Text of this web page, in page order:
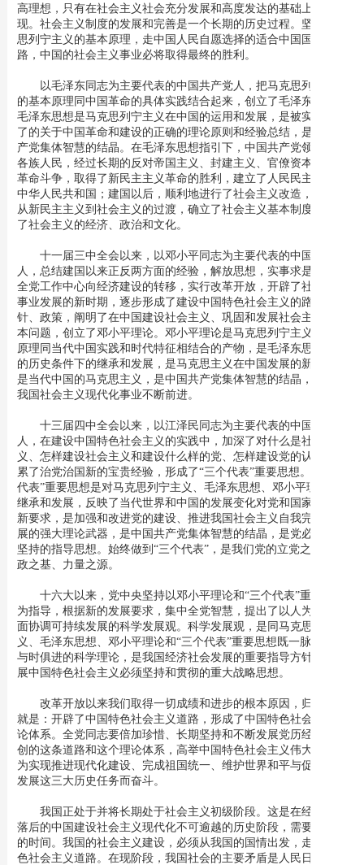
高理想，只有在社会主义社会充分发展和高度发达的基础上才能实
现。社会主义制度的发展和完善是一个长期的历史过程。坚持马克
思列宁主义的基本原理，走中国人民自愿选择的适合中国国情的道
路，中国的社会主义事业必将取得最终的胜利。
以毛泽东同志为主要代表的中国共产党人，把马克思列宁主义
的基本原理同中国革命的具体实践结合起来，创立了毛泽东思想。
毛泽东思想是马克思列宁主义在中国的运用和发展，是被实践证明
了的关于中国革命和建设的正确的理论原则和经验总结，是中国共
产党集体智慧的结晶。在毛泽东思想指引下，中国共产党领导全国
各族人民，经过长期的反对帝国主义、封建主义、官僚资本主义的
革命斗争，取得了新民主主义革命的胜利，建立了人民民主专政的
中华人民共和国；建国以后，顺利地进行了社会主义改造，完成了
从新民主主义到社会主义的过渡，确立了社会主义基本制度，发展
了社会主义的经济、政治和文化。
十一届三中全会以来，以邓小平同志为主要代表的中国共产党
人，总结建国以来正反两方面的经验，解放思想，实事求是，实现
全党工作中心向经济建设的转移，实行改革开放，开辟了社会主义
事业发展的新时期，逐步形成了建设中国特色社会主义的路线、方
针、政策，阐明了在中国建设社会主义、巩固和发展社会主义的基
本问题，创立了邓小平理论。邓小平理论是马克思列宁主义的基本
原理同当代中国实践和时代特征相结合的产物，是毛泽东思想在新
的历史条件下的继承和发展，是马克思主义在中国发展的新阶段，
是当代中国的马克思主义，是中国共产党集体智慧的结晶，引导着
我国社会主义现代化事业不断前进。
十三届四中全会以来，以江泽民同志为主要代表的中国共产党
人，在建设中国特色社会主义的实践中，加深了对什么是社会主
义、怎样建设社会主义和建设什么样的党、怎样建设党的认识，积
累了治党治国新的宝贵经验，形成了“三个代表”重要思想。“三个
代表”重要思想是对马克思列宁主义、毛泽东思想、邓小平理论的
继承和发展，反映了当代世界和中国的发展变化对党和国家工作的
新要求，是加强和改进党的建设、推进我国社会主义自我完善和发
展的强大理论武器，是中国共产党集体智慧的结晶，是党必须长期
坚持的指导思想。始终做到“三个代表”，是我们党的立党之本、执
政之基、力量之源。
十六大以来，党中央坚持以邓小平理论和“三个代表”重要思想
为指导，根据新的发展要求，集中全党智慧，提出了以人为本、全
面协调可持续发展的科学发展观。科学发展观，是同马克思列宁主
义、毛泽东思想、邓小平理论和“三个代表”重要思想既一脉相承又
与时俱进的科学理论，是我国经济社会发展的重要指导方针，是发
展中国特色社会主义必须坚持和贯彻的重大战略思想。
改革开放以来我们取得一切成绩和进步的根本原因，归结起来
就是：开辟了中国特色社会主义道路，形成了中国特色社会主义理
论体系。全党同志要倍加珍惜、长期坚持和不断发展党历经艰辛开
创的这条道路和这个理论体系，高举中国特色社会主义伟大旗帜，
为实现推进现代化建设、完成祖国统一、维护世界和平与促进共同
发展这三大历史任务而奋斗。
我国正处于并将长期处于社会主义初级阶段。这是在经济文化
落后的中国建设社会主义现代化不可逾越的历史阶段，需要上百年
的时间。我国的社会主义建设，必须从我国的国情出发，走中国特
色社会主义道路。在现阶段，我国社会的主要矛盾是人民日益增长